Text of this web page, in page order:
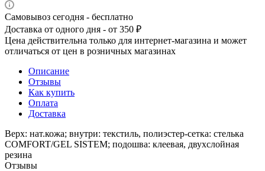
Самовывоз сегодня - бесплатно
Доставка от одного дня - от 350 ₽
Цена действительна только для интернет-магазина и может
отличаться от цен в розничных магазинах
Описание
Отзывы
Как купить
Оплата
Доставка
Верх: нат.кожа; внутри: текстиль, полиэстер-сетка: стелька
COMFORT/GEL SISTEM; подошва: клеевая, двухслойная
резина
Отзывы